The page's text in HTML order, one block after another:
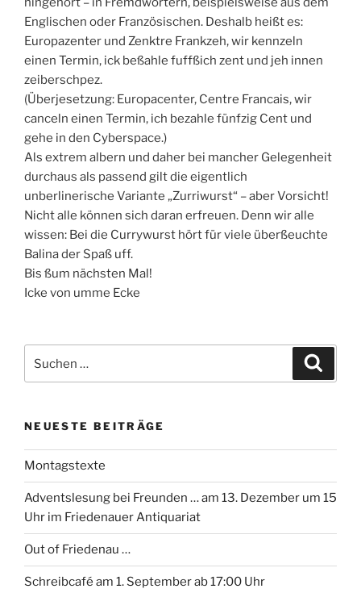
Englischen oder Französischen. Deshalb heißt es:
Europazenter und Zenktre Frankzeh, wir kennzeln
einen Termin, ick beßahle fuffßich zent und jeh innen
zeiberschpez.
(Überjesetzung: Europacenter, Centre Francais, wir
canceln einen Termin, ich bezahle fünfzig Cent und
gehe in den Cyberspace.)
Als extrem albern und daher bei mancher Gelegenheit
durchaus als passend gilt die eigentlich
unberlinerische Variante „Zurriwurst“ – aber Vorsicht!
Nicht alle können sich daran erfreuen. Denn wir alle
wissen: Bei die Currywurst hört für viele überßeuchte
Balina der Spaß uff.
Bis ßum nächsten Mal!
Icke von umme Ecke
nach:
NEUESTE BEITRÄGE
Montagstexte
Adventslesung bei Freunden … am 13. Dezember um 15
Uhr im Friedenauer Antiquariat
Out of Friedenau …
Schreibcafé am 1. September ab 17:00 Uhr